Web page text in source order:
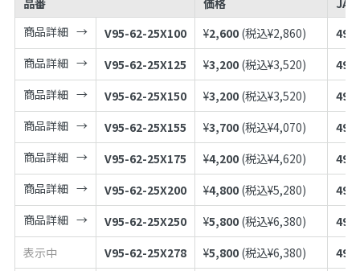
商品詳細
V95-62-25X100 ¥2,600 (税込¥2,860)
商品詳細
V95-62-25X125 ¥3,200 (税込¥3,520)
商品詳細
V95-62-25X150 ¥3,200 (税込¥3,520)
商品詳細
V95-62-25X155 ¥3,700 (税込¥4,070)
商品詳細
V95-62-25X175 ¥4,200 (税込¥4,620)
商品詳細
V95-62-25X200 ¥4,800 (税込¥5,280)
商品詳細
V95-62-25X250 ¥5,800 (税込¥6,380)
表示中
V95-62-25X278 ¥5,800 (税込¥6,380)